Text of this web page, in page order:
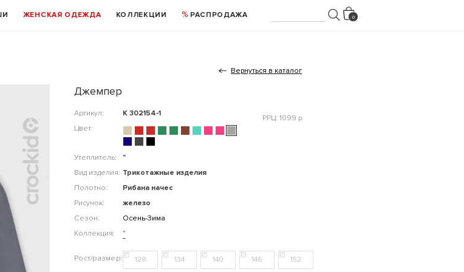
ЖЕНСКАЯ ОДЕЖДА КОЛЛЕКЦИИ РАСПРОДАЖА
Вернуться в каталог
Джемпер
Артикул:
К 302154-1
Цвет:
Утеплитель:
"
Вид изделия: Трикотажные изделия
Полотно:
Рибана начес
Рисунок:
железо
Сезон:
Осень-Зима
Коллекция:
"
РРЦ: 1099 р.
128 134 140 146 152